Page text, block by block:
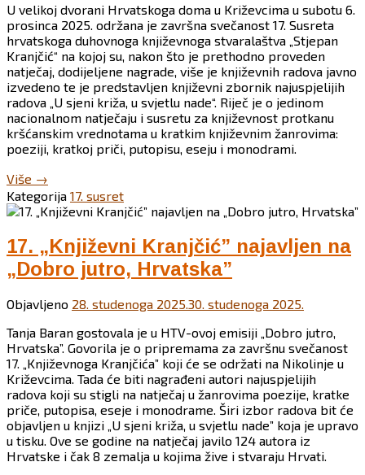
U velikoj dvorani Hrvatskoga doma u Križevcima u subotu 6.
prosinca 2025. održana je završna svečanost 17. Susreta
hrvatskoga duhovnoga književnoga stvaralaštva „Stjepan
Kranjčić“ na kojoj su, nakon što je prethodno proveden
natječaj, dodijeljene nagrade, više je književnih radova javno
izvedeno te je predstavljen književni zbornik najuspjelijih
radova „U sjeni križa, u svjetlu nade“. Riječ je o jedinom
nacionalnom natječaju i susretu za književnost protkanu
kršćanskim vrednotama u kratkim književnim žanrovima:
poeziji, kratkoj priči, putopisu, eseju i monodrami.
Više
“Održana
završna
svečanost
17.
„Književnog
Kranjčića“
u
Križevcima”
→
Kategorija 17. susret
17. „Književni Kranjčić” najavljen na
„Dobro jutro, Hrvatska”
Objavljeno 28. studenoga 2025.30. studenoga 2025.
Tanja Baran gostovala je u HTV-ovoj emisiji „Dobro jutro,
Hrvatska”. Govorila je o pripremama za završnu svečanost
17. „Književnoga Kranjčića” koji će se održati na Nikolinje u
Križevcima. Tada će biti nagrađeni autori najuspjelijih
radova koji su stigli na natječaj u žanrovima poezije, kratke
priče, putopisa, eseje i monodrame. Širi izbor radova bit će
objavljen u knjizi „U sjeni križa, u svjetlu nade” koja je upravo
u tisku. Ove se godine na natječaj javilo 124 autora iz
Hrvatske i čak 8 zemalja u kojima žive i stvaraju Hrvati.